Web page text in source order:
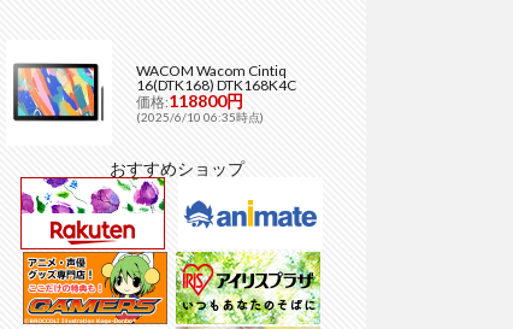
WACOM Wacom Cintiq
16(DTK168) DTK168K4C
価格:118800円
(2025/6/10 06:35時点)
おすすめショップ